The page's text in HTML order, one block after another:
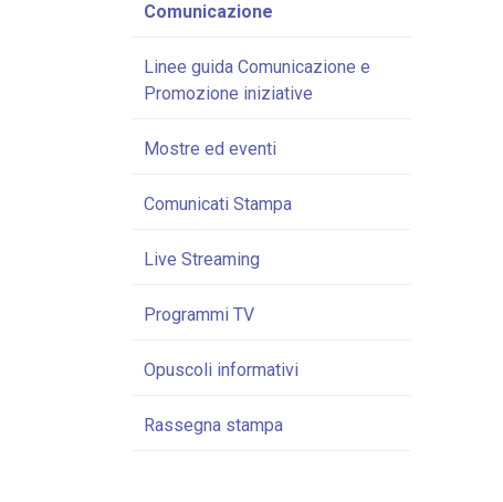
Comunicazione
Linee guida Comunicazione e
Promozione iniziative
Mostre ed eventi
Comunicati Stampa
Live Streaming
Programmi TV
Opuscoli informativi
Rassegna stampa